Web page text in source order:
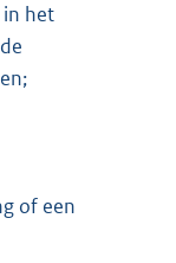
in het
of een